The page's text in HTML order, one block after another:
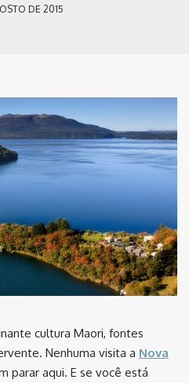
DE 2015
cultura Maori, fontes
Nenhuma visita a Nova
parar aqui. E se você está